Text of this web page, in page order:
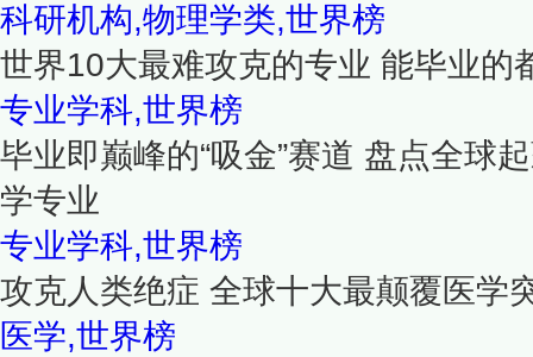
科研机构,物理学类,世界榜
世界10大最难攻克的专业 能毕业的
专业学科,世界榜
毕业即巅峰的“吸金”赛道 盘点全球
学专业
专业学科,世界榜
攻克人类绝症 全球十大最颠覆医学
医学,世界榜